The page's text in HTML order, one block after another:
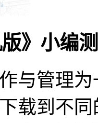
版》小编
与管理
载到不